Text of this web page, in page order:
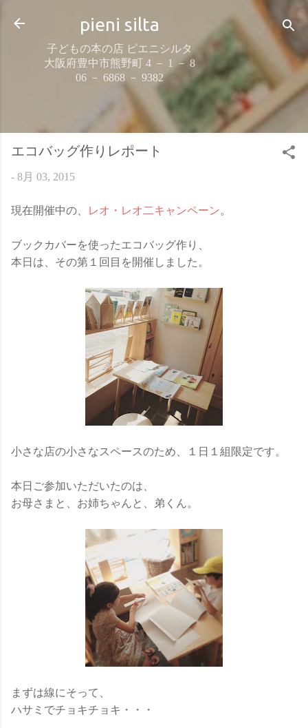
スキップしてメイン コンテンツに移動
pieni silta
子どもの本の店 ピエニシルタ
大阪府豊中市熊野町 4 － 1 － 8
06 － 6868 － 9382
エコバッグ作りレポート
- 8月 03, 2015
現在開催中の、 レオ・レオ二キャンペーン。
ブックカバーを使ったエコバッグ作り、
本日は、その第１回目を開催しました。
小さな店の小さなスペースのため、１日１組限定です。
本日ご参加いただいたのは、
お母さまと、お姉ちゃんと、弟くん。
まずは線にそって、
ハサミでチョキチョキ・・・